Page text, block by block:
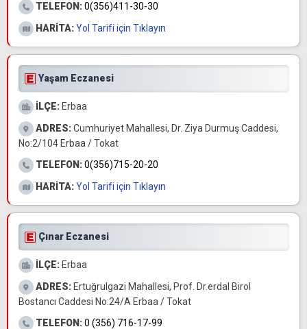
TELEFON:0(356)411-30-30
HARİTA:Yol Tarifi için Tıklayın
Yaşam Eczanesi
İLÇE: Erbaa
ADRES:Cumhuriyet Mahallesi, Dr. Ziya Durmuş Caddesi,
No:2/104 Erbaa / Tokat
TELEFON:0(356)715-20-20
HARİTA:Yol Tarifi için Tıklayın
Çınar Eczanesi
İLÇE: Erbaa
ADRES: Ertuğrulgazi Mahallesi, Prof. Dr.erdal Birol
Bostancı Caddesi No:24/A Erbaa / Tokat
TELEFON:0 (356) 716-17-99